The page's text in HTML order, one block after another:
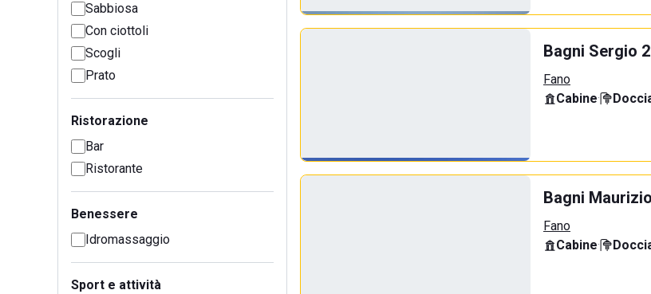
Sabbiosa
Con ciottoli
Scogli
Prato
Ristorazione
Bar
Ristorante
Benessere
Idromassaggio
Sport e attività
Bagni Sergio
Fano
Cabine·
Bagni Maurizio
Fano
Cabine·